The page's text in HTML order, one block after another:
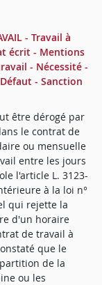
- Travail à
écrit - Mentions
- Nécessité -
- Sanction
être dérogé par
le contrat de
ou mensuelle
entre les jours
l'article L. 3123-
à la loi n°
qui rejette la
d'un horaire
de travail à
que le
de la
ou les